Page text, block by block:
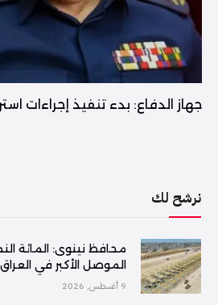
جهاز الدفاع: بدء تنفيذ إجراءات
نرشح لك
محافظ نينوى: المائة
الموصل الأكبر في العراق
9 أغسطس, 2026